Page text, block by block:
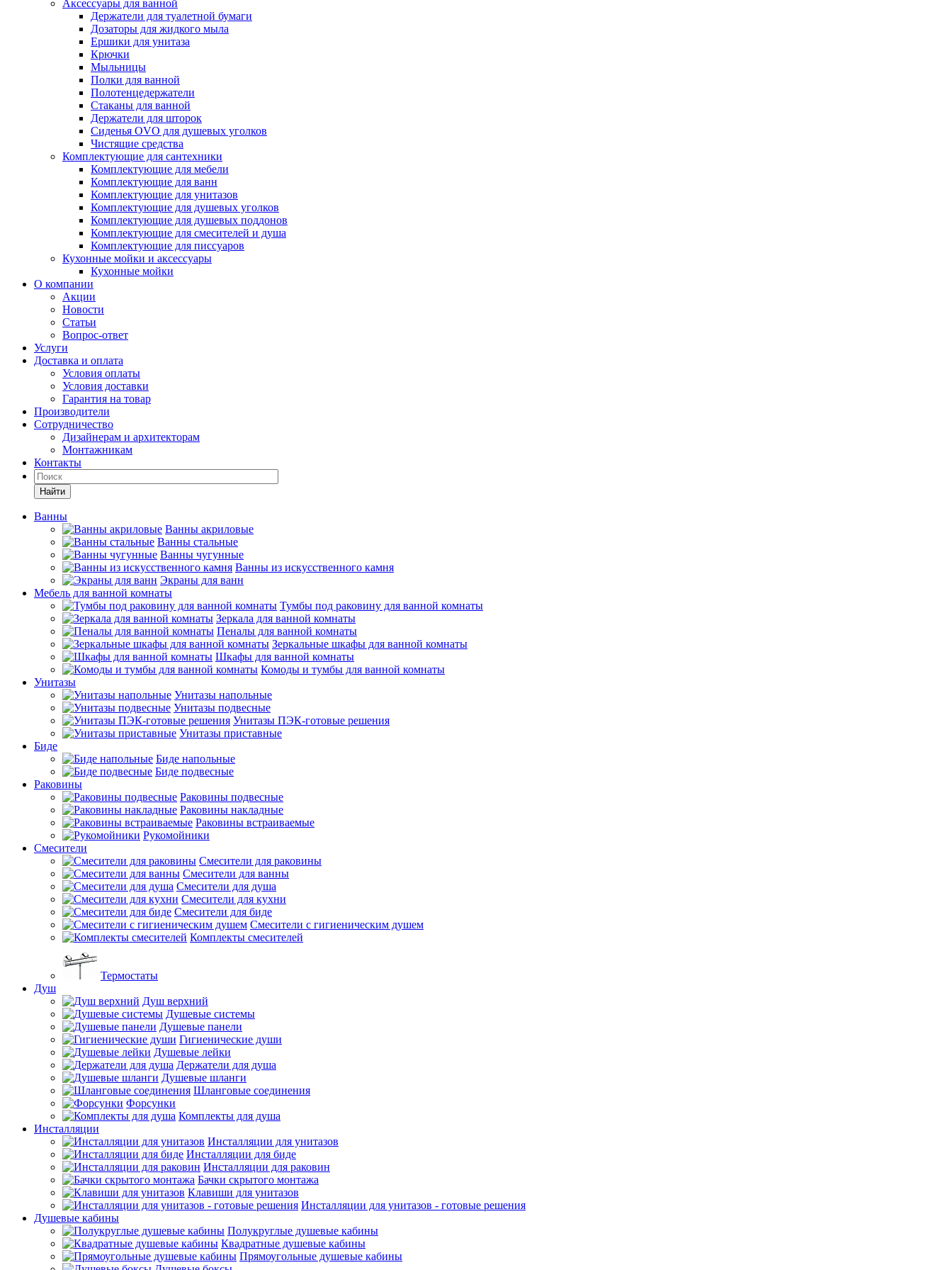
Аксессуары для ванной
Держатели для туалетной бумаги
Дозаторы для жидкого мыла
Ершики для унитаза
Крючки
Мыльницы
Полки для ванной
Полотенцедержатели
Стаканы для ванной
Держатели для шторок
Сиденья OVO для душевых уголков
Чистящие средства
Комплектующие для сантехники
Комплектующие для мебели
Комплектующие для ванн
Комплектующие для унитазов
Комплектующие для душевых уголков
Комплектующие для душевых поддонов
Комплектующие для смесителей и душа
Комплектующие для писсуаров
Кухонные мойки и аксессуары
Кухонные мойки
О компании
Акции
Новости
Статьи
Вопрос-ответ
Услуги
Доставка и оплата
Условия оплаты
Условия доставки
Гарантия на товар
Производители
Сотрудничество
Дизайнерам и архитекторам
Монтажникам
Контакты
Найти
Ванны
Ванны акриловые
Ванны стальные
Ванны чугунные
Ванны из искусственного камня
Экраны для ванн
Мебель для ванной комнаты
Тумбы под раковину для ванной комнаты
Зеркала для ванной комнаты
Пеналы для ванной комнаты
Зеркальные шкафы для ванной комнаты
Шкафы для ванной комнаты
Комоды и тумбы для ванной комнаты
Унитазы
Унитазы напольные
Унитазы подвесные
Унитазы ПЭК-готовые решения
Унитазы приставные
Биде
Биде напольные
Биде подвесные
Раковины
Раковины подвесные
Раковины накладные
Раковины встраиваемые
Рукомойники
Смесители
Смесители для раковины
Смесители для ванны
Смесители для душа
Смесители для кухни
Смесители для биде
Смесители с гигиеническим душем
Комплекты смесителей
Термостаты
Душ
Душ верхний
Душевые системы
Душевые панели
Гигиенические души
Душевые лейки
Держатели для душа
Душевые шланги
Шланговые соединения
Форсунки
Комплекты для душа
Инсталляции
Инсталляции для унитазов
Инсталляции для биде
Инсталляции для раковин
Бачки скрытого монтажа
Клавиши для унитазов
Инсталляции для унитазов - готовые решения
Душевые кабины
Полукруглые душевые кабины
Квадратные душевые кабины
Прямоугольные душевые кабины